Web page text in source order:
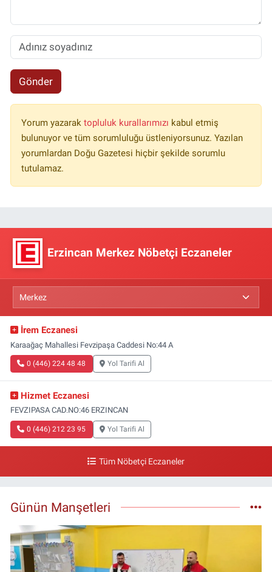
Gönder
Yorum yazarak topluluk kurallarımızı kabul etmiş
bulunuyor ve tüm sorumluluğu üstleniyorsunuz. Yazılan
yorumlardan Doğu Gazetesi hiçbir şekilde sorumlu
tutulamaz.
Erzincan Merkez Nöbetçi Eczaneler
İrem Eczanesi
Karaağaç Mahallesi Fevzipaşa Caddesi No:44 A
0 (446) 224 48 48 Yol Tarifi Al
Hizmet Eczanesi
FEVZIPASA CAD.NO:46 ERZINCAN
0 (446) 212 23 95 Yol Tarifi Al
Tüm Nöbetçi Eczaneler
Günün Manşetleri